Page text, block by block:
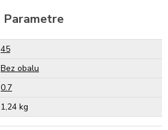
Parametre
45
Bez obalu
0.7
1,24 kg